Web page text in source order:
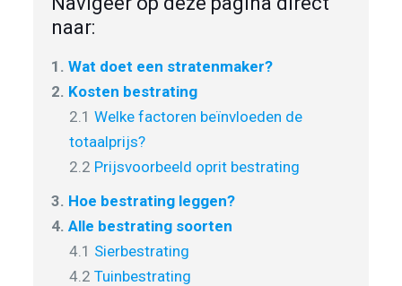
naar:
1. Wat doet een stratenmaker?
2. Kosten bestrating
2.1 Welke factoren beïnvloeden de
totaalprijs?
2.2 Prijsvoorbeeld oprit bestrating
3. Hoe bestrating leggen?
4. Alle bestrating soorten
4.1 Sierbestrating
4.2 Tuinbestrating